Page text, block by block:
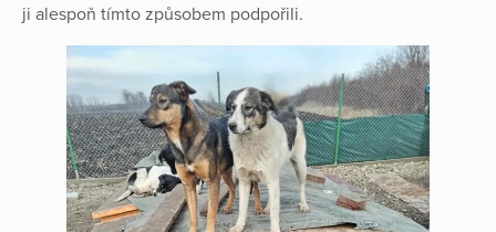
ji alespoň tímto způsobem podpořili.